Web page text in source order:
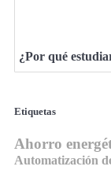
¿Por qué
Etiquetas
Ahorro
Automatización